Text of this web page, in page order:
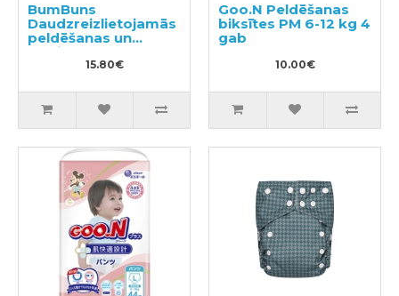
BumBuns
Daudzreizlietojamās
peldēšanas un
podiņmācību
autiņbiksīte M 11–15
15.80€
Goo.N Peldēšanas
biksītes PM 6-12 kg 4
gab
10.00€